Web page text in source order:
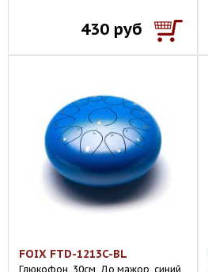
430 руб
FOIX FTD-1213C-BL
Глюкофон, 30см, До мажор, синий